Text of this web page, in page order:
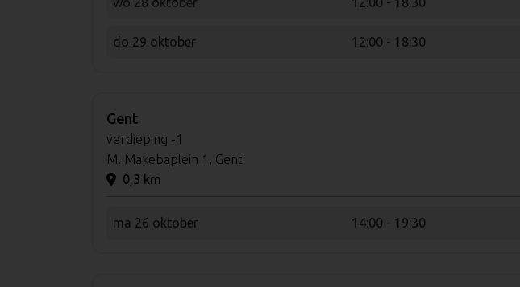
do 29 oktober 12:00 - 18:30
Gent
verdieping -1
M. Makebaplein 1, Gent
0,3 km
ma 26 oktober 14:00 - 19:30